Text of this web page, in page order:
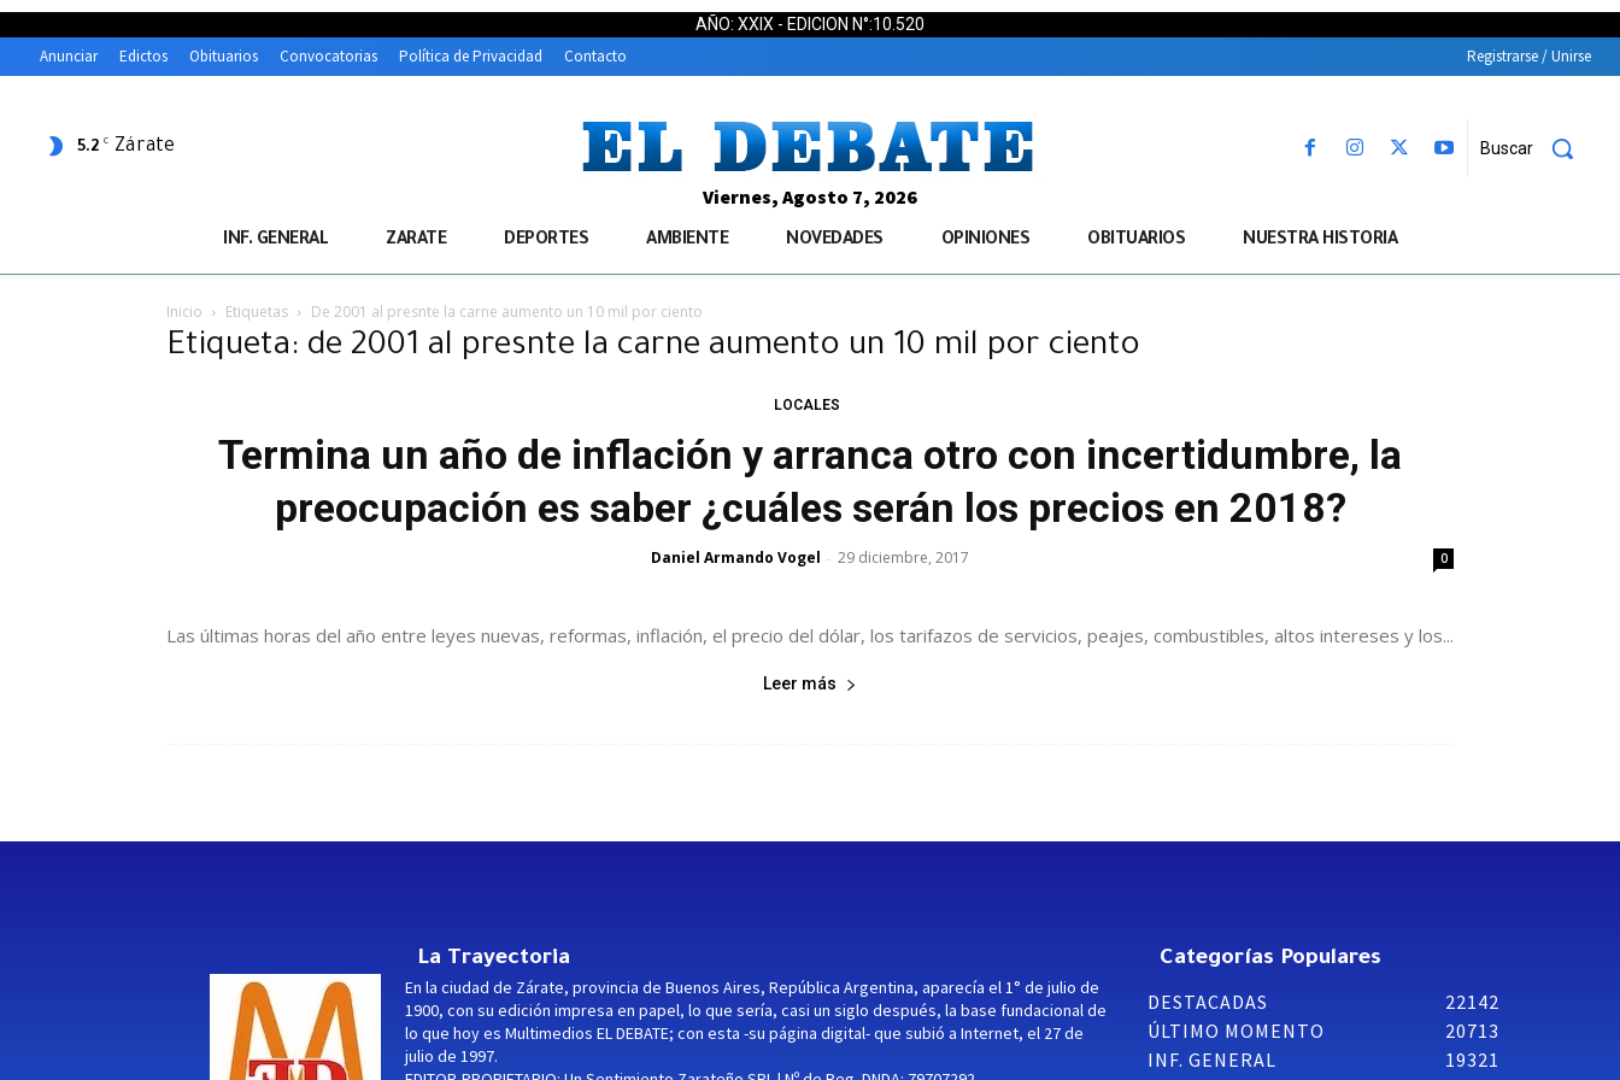
AÑO: XXIX - EDICION N°:10.520
Anunciar Edictos Obituarios Convocatorias Política de Privacidad Contacto Registrarse / Unirse
5.2 C Zárate Buscar
Viernes, Agosto 7, 2026
INF. GENERAL ZARATE DEPORTES AMBIENTE NOVEDADES OPINIONES OBITUARIOS NUESTRA HISTORIA
Inicio Etiquetas De 2001 al presnte la carne aumento un 10 mil por ciento
Etiqueta: de 2001 al presnte la carne aumento un 10 mil por ciento
LOCALES
Termina un año de inflación y arranca otro con incertidumbre, la
preocupación es saber ¿cuáles serán los precios en 2018?
Daniel Armando Vogel - 29 diciembre, 2017 0
Las últimas horas del año entre leyes nuevas, reformas, inflación, el precio del dólar, los tarifazos de servicios, peajes, combustibles, altos intereses y los...
Leer más
La Trayectoria
En la ciudad de Zárate, provincia de Buenos Aires, República Argentina, aparecía el 1° de julio de
1900, con su edición impresa en papel, lo que sería, casi un siglo después, la base fundacional de
lo que hoy es Multimedios EL DEBATE; con esta -su página digital- que subió a Internet, el 27 de
julio de 1997.
Categorías Populares
DESTACADAS
22142
ÚLTIMO MOMENTO
20713
INF. GENERAL
19321